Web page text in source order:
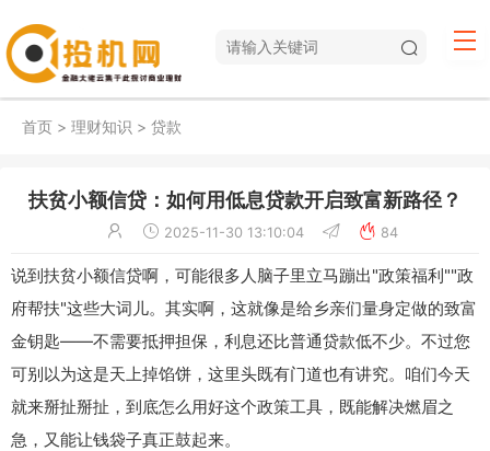
首页 > 理财知识 > 贷款
扶贫小额信贷：如何用低息贷款开启致富新路径？
2025-11-30 13:10:04 84
说到扶贫小额信贷啊，可能很多人脑子里立马蹦出"政策福利""政
府帮扶"这些大词儿。其实啊，这就像是给乡亲们量身定做的致富
金钥匙——不需要抵押担保，利息还比普通贷款低不少。不过您
可别以为这是天上掉馅饼，这里头既有门道也有讲究。咱们今天
就来掰扯掰扯，到底怎么用好这个政策工具，既能解决燃眉之
急，又能让钱袋子真正鼓起来。